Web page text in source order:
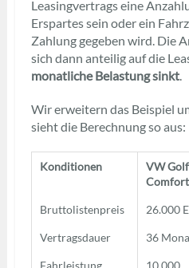
Leasingvertrags eine
Erspartes sein oder ein
Zahlung gegeben wird. Die
sich dann anteilig auf die
monatliche Belastung sinkt.
Wir erweitern das Beispiel
sieht die Berechnung so aus:
Konditionen
VW Golf
Bruttolistenpreis 26.000
Vertragsdauer 36